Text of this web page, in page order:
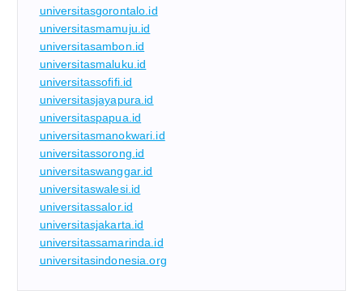
universitasgorontalo.id
universitasmamuju.id
universitasambon.id
universitasmaluku.id
universitassofifi.id
universitasjayapura.id
universitaspapua.id
universitasmanokwari.id
universitassorong.id
universitaswanggar.id
universitaswalesi.id
universitassalor.id
universitasjakarta.id
universitassamarinda.id
universitasindonesia.org